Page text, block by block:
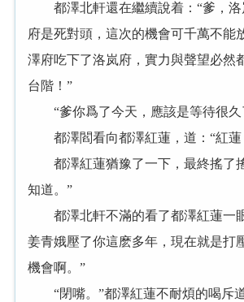
都澤北軒還在繼續說着：“爹，洛
府是死對頭，這次的機會可千萬不能
澤府吃下了洛岚府，實力與聲望必然
台階！”
“爹你爲了今天，應該是等待很久
都澤閻看向都澤紅蓮，道：“紅蓮
都澤紅蓮猶豫了一下，最終搖了
知道。”
都澤北軒不滿的看了都澤紅蓮一
姜青娥壓了你這麽多年，現在就是打
機會啊。”
“閉嘴。”都澤紅蓮不耐煩的喝斥道